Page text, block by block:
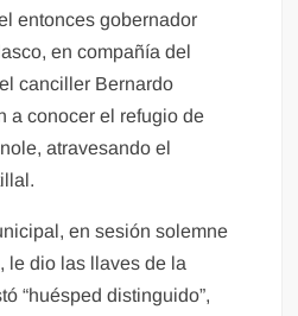
entonces gobernador
en compañía del
canciller Bernardo
a conocer el refugio de
atravesando el
en sesión solemne
le dio las llaves de la
“huésped distinguido”,